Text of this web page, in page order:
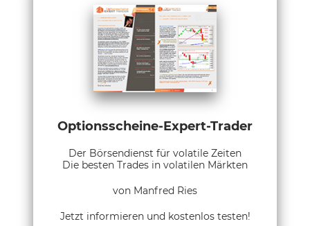
Optionsscheine-Expert-Trader
Der Börsendienst für volatile Zeiten
Die besten Trades in volatilen Märkten
von Manfred Ries
Jetzt informieren und kostenlos testen!